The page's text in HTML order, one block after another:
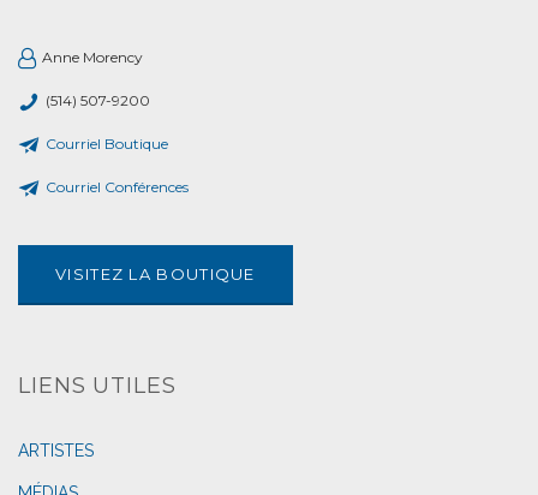
Anne Morency
(514) 507-9200
Courriel Boutique
Courriel Conférences
VISITEZ LA BOUTIQUE
LIENS UTILES
ARTISTES